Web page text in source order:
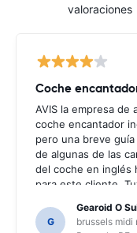
valoraciones
AVIS la empresa de
coche encantador
pero una breve
de algunas de las
del coche en inglés
para este cliente.
sólo para que no
descubierto las
G
Gearoid O
brussels midi